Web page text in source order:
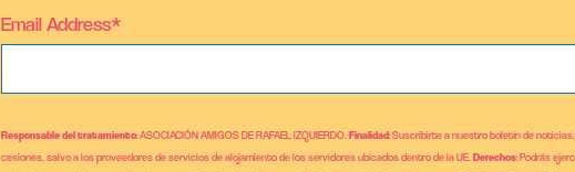
Email Address*
Responsable del tratamiento: ASOCIACIÓN AMIGOS DE RAFAEL IZQUIERDO.Finalidad: Suscribirte a nuestro boletín de noticias.
cesiones, salvo a los proveedores de servicios de alojamiento de los servidores ubicados dentro de la UE.Derechos: Podrás